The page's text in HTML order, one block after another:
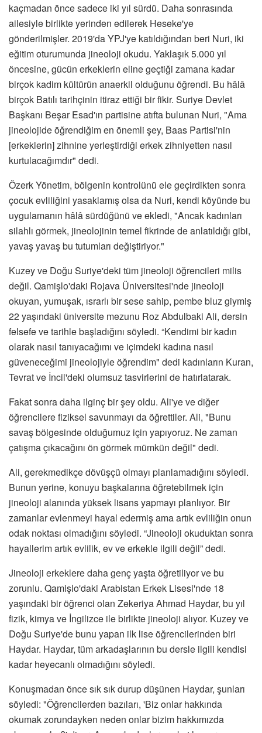
kaçmadan önce sadece iki yıl sürdü. Daha sonrasında
ailesiyle birlikte yerinden edilerek Heseke'ye
gönderilmişler. 2019'da YPJ'ye katıldığından beri Nuri, iki
eğitim oturumunda jineoloji okudu. Yaklaşık 5.000 yıl
öncesine, gücün erkeklerin eline geçtiği zamana kadar
birçok kadim kültürün anaerkil olduğunu öğrendi. Bu hâlâ
birçok Batılı tarihçinin itiraz ettiği bir fikir. Suriye Devlet
Başkanı Beşar Esad'ın partisine atıfta bulunan Nuri, "Ama
jineolojide öğrendiğim en önemli şey, Baas Partisi'nin
[erkeklerin] zihnine yerleştirdiği erkek zihniyetten nasıl
kurtulacağımdır" dedi.
Özerk Yönetim, bölgenin kontrolünü ele geçirdikten sonra
çocuk evliliğini yasaklamış olsa da Nuri, kendi köyünde bu
uygulamanın hâlâ sürdüğünü ve ekledi, "Ancak kadınları
silahlı görmek, jineolojinin temel fikrinde de anlatıldığı gibi,
yavaş yavaş bu tutumları değiştiriyor."
Kuzey ve Doğu Suriye'deki tüm jineoloji öğrencileri milis
değil. Qamişlo'daki Rojava Üniversitesi'nde jineoloji
okuyan, yumuşak, ısrarlı bir sese sahip, pembe bluz giymiş
22 yaşındaki üniversite mezunu Roz Abdulbaki Ali, dersin
felsefe ve tarihle başladığını söyledi. “Kendimi bir kadın
olarak nasıl tanıyacağımı ve içimdeki kadına nasıl
güveneceğimi jineolojiyle öğrendim" dedi kadınların Kuran,
Tevrat ve İncil'deki olumsuz tasvirlerini de hatırlatarak.
Fakat sonra daha ilginç bir şey oldu. Ali'ye ve diğer
öğrencilere fiziksel savunmayı da öğrettiler. Ali, "Bunu
savaş bölgesinde olduğumuz için yapıyoruz. Ne zaman
çatışma çıkacağını ön görmek mümkün değil" dedi.
Ali, gerekmedikçe dövüşçü olmayı planlamadığını söyledi.
Bunun yerine, konuyu başkalarına öğretebilmek için
jineoloji alanında yüksek lisans yapmayı planlıyor. Bir
zamanlar evlenmeyi hayal edermiş ama artık evliliğin onun
odak noktası olmadığını söyledi. “Jineoloji okuduktan sonra
hayallerim artık evlilik, ev ve erkekle ilgili değil” dedi.
Jineoloji erkeklere daha genç yaşta öğretiliyor ve bu
zorunlu. Qamişlo'daki Arabistan Erkek Lisesi'nde 18
yaşındaki bir öğrenci olan Zekeriya Ahmad Haydar, bu yıl
fizik, kimya ve İngilizce ile birlikte jineoloji alıyor. Kuzey ve
Doğu Suriye'de bunu yapan ilk lise öğrencilerinden biri
Haydar. Haydar, tüm arkadaşlarının bu dersle ilgili kendisi
kadar heyecanlı olmadığını söyledi.
Konuşmadan önce sık sık durup düşünen Haydar, şunları
söyledi: "Öğrencilerden bazıları, 'Biz onlar hakkında
okumak zorundayken neden onlar bizim hakkımızda